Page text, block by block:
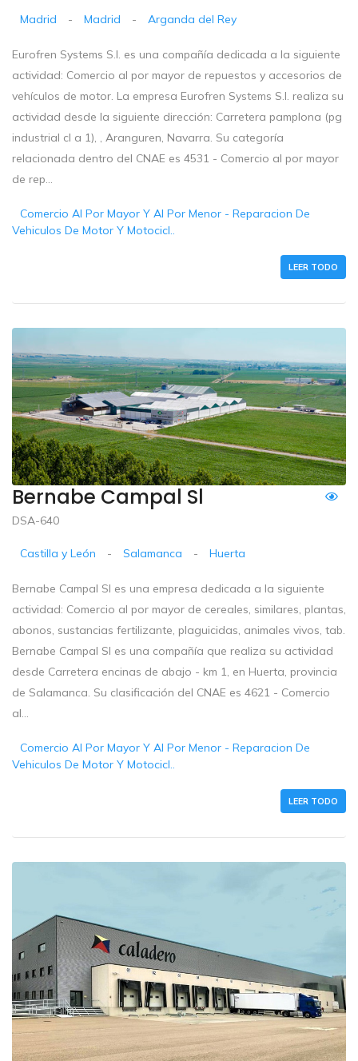
Madrid - Madrid - Arganda del Rey
Eurofren Systems S.l. es una compañía dedicada a la siguiente
actividad: Comercio al por mayor de repuestos y accesorios de
vehículos de motor. La empresa Eurofren Systems S.l. realiza su
actividad desde la siguiente dirección: Carretera pamplona (pg
industrial cl a 1), , Aranguren, Navarra. Su categoría
relacionada dentro del CNAE es 4531 - Comercio al por mayor
de rep...
Comercio Al Por Mayor Y Al Por Menor - Reparacion De
Vehiculos De Motor Y Motocicl..
LEER TODO
Bernabe Campal Sl
DSA-640
Castilla y León - Salamanca - Huerta
Bernabe Campal Sl es una empresa dedicada a la siguiente
actividad: Comercio al por mayor de cereales, similares, plantas,
abonos, sustancias fertilizante, plaguicidas, animales vivos, tab.
Bernabe Campal Sl es una compañía que realiza su actividad
desde Carretera encinas de abajo - km 1, en Huerta, provincia
de Salamanca. Su clasificación del CNAE es 4621 - Comercio
al...
Comercio Al Por Mayor Y Al Por Menor - Reparacion De
Vehiculos De Motor Y Motocicl..
LEER TODO